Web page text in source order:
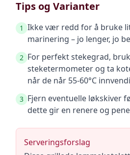
Tips og Varianter
1 Ikke vær redd for å bruke
marinering – jo lenger, jo
2 For perfekt stekegrad,
steketermometer og ta
når de når 55-60°C
3 Fjern eventuelle løkskiver
dette gir en renere og
Serveringsforslag